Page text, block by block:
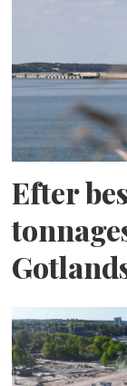
Efter